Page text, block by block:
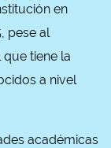
en
pese al
tiene la
a nivel
académicas